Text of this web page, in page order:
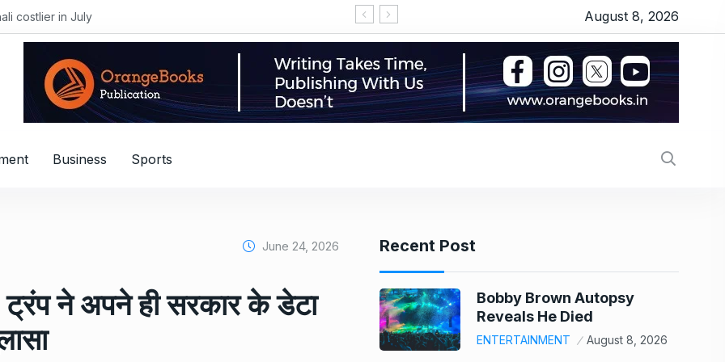
costlier in July LPG हुई महंगी, प्याज में 23% का उछाल, कीमतों ने छुआ 7 महीने
August 8, 2026
Business Sports
June 24, 2026
ने अपने ही सरकार के डेटा
Recent Post
Bobby Brown Autopsy
Reveals He Died
ENTERTAINMENT August 8, 2026